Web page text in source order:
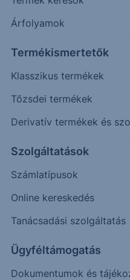
Árfolyamok
Termékismertetők
Klasszikus termékek
Tőzsdei termékek
Derivatív termékek és
Szolgáltatások
Számlatípusok
Online kereskedés
Tanácsadási szolgáltatás
Ügyféltámogatás
Dokumentumok és
Árfolyamértesítő
További információk
Erste Market Pro
Ez a grafikon